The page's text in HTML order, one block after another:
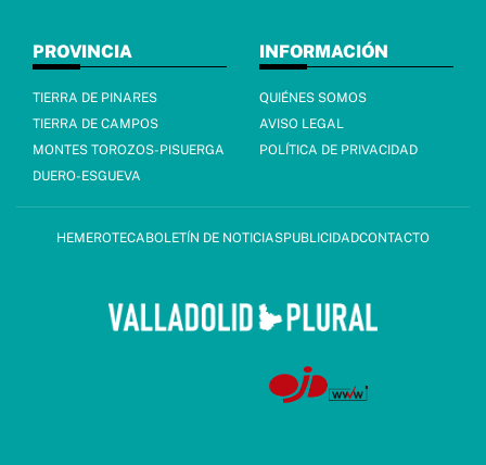
PROVINCIA
TIERRA DE PINARES
TIERRA DE CAMPOS
MONTES TOROZOS-PISUERGA
DUERO-ESGUEVA
INFORMACIÓN
QUIÉNES SOMOS
AVISO LEGAL
POLÍTICA DE PRIVACIDAD
HEMEROTECABOLETÍN DE NOTICIASPUBLICIDADCONTACTO